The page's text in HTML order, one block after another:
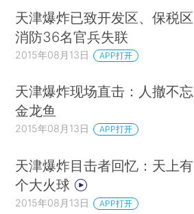
天津爆炸已致开发区、保税区
消防36名官兵失联
2015年08月13日 APP打开
天津爆炸现场直击：人撤不忘
金龙鱼
2015年08月13日 APP打开
天津爆炸目击者回忆：天上有
个大火球
2015年08月13日 APP打开